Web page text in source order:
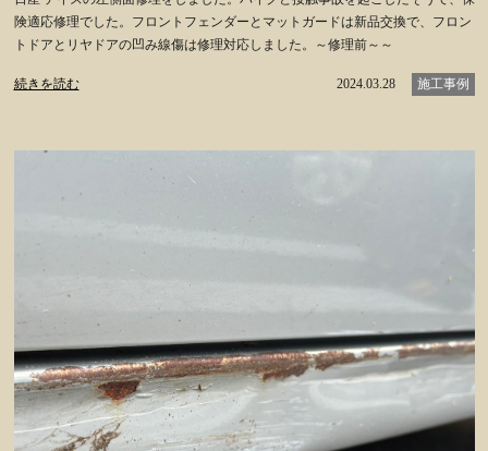
険適応修理でした。フロントフェンダーとマットガードは新品交換で、フロン
トドアとリヤドアの凹み線傷は修理対応しました。～修理前～～
続きを読む 2024.03.28 施工事例